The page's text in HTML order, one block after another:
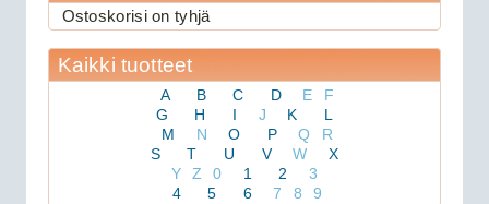
159.00€
Viper 3105V on 1-suu...
Ostoskorisi on tyhjä
Kaikki tuotteet
A B C D E
F
G
H I J K
L
M
N O P Q
R
S
T U V W
X
Y
Z 0 1 2
3
4
5 6 7 8 9